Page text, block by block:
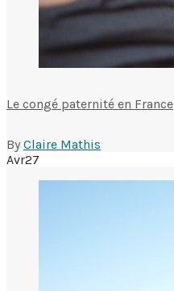
Le congé paternité en France
By Claire Mathis
Avr27